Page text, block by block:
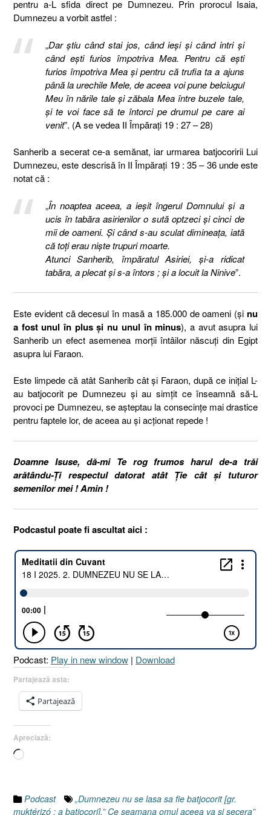
pentru a-L sfida direct pe Dumnezeu. Prin prorocul Isaia,
Dumnezeu a vorbit astfel :
„Dar ştiu când stai jos, când ieşi şi când intri şi
când eşti furios împotriva Mea. Pentru că eşti
furios împotriva Mea şi pentru că trufia ta a ajuns
până la urechile Mele, de aceea voi pune belciugul
Meu în nările tale şi zăbala Mea între buzele tale,
şi te voi face să te întorci pe drumul pe care ai
venit”. (A se vedea II Împărați 19 : 27 – 28)
Sanherib a secerat ce-a semănat, iar urmarea batjocoririi Lui
Dumnezeu, este descrisă în II Împărați 19 : 35 – 36 unde este
notat că :
„În noaptea aceea, a ieşit îngerul Domnului şi a
ucis în tabăra asirienilor o sută optzeci şi cinci de
mii de oameni. Şi când s-au sculat dimineaţa, iată
că toţi erau nişte trupuri moarte.
Atunci Sanherib, împăratul Asiriei, şi-a ridicat
tabăra, a plecat şi s-a întors ; şi a locuit la Ninive”.
Este evident că decesul în masă a 185.000 de oameni (și nu
a fost unul în plus și nu unul în minus), a avut asupra lui
Sanherib un efect asemenea morții întâilor născuți din Egipt
asupra lui Faraon.
Este limpede că atât Sanherib cât și Faraon, după ce inițial L-
au batjocorit pe Dumnezeu și au simțit ce înseamnă să-L
provoci pe Dumnezeu, se așteptau la consecințe mai drastice
pentru faptele lor, de aceea au și acționat repede !
Doamne Isuse, dă-mi Te rog frumos harul de-a trăi
arătându-Ți respectul datorat atât Ție cât și tuturor
semenilor mei ! Amin !
Podcastul poate fi ascultat aici :
Podcast: Play in new window | Download
Partajează asta:
Partajează
Apreciază:
Încarc...
Podcast
„Dumnezeu nu se lasa sa fie batjocorit [gr.
muktérizó : a batjocori].” Ce seamana omul aceea va si secera”